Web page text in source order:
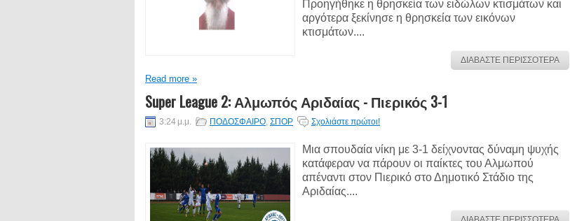
Προηγήθηκε η θρησκεία των ειδώλων κτισμάτων και
αργότερα ξεκίνησε η θρησκεία των εικόνων
κτισμάτων....
ΔΙΑΒΑΣΤΕ ΠΕΡΙΣΣΟΤΕΡΑ
Read more »
Super League 2: Αλμωπός Αριδαίας - Πιερικός 3-1
3:24 μ.μ. ΠΟΔΟΣΦΑΙΡΟ, ΣΠΟΡ Σχολιάστε πρώτοι!
Μια σπουδαία νίκη με 3-1 δείχνοντας δύναμη ψυχής
κατάφεραν να πάρουν οι παίκτες του Αλμωπού
απέναντι στον Πιερικό στο Δημοτικό Στάδιο της
Αριδαίας....